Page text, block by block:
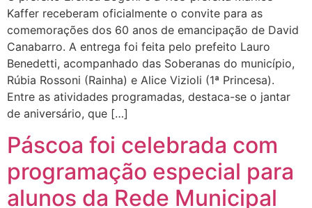
Kaffer receberam oficialmente o convite para as
comemorações dos 60 anos de emancipação de David
Canabarro. A entrega foi feita pelo prefeito Lauro
Benedetti, acompanhado das Soberanas do município,
Rúbia Rossoni (Rainha) e Alice Vizioli (1ª Princesa).
Entre as atividades programadas, destaca-se o jantar
de aniversário, que […]
Páscoa foi celebrada com
programação especial para
alunos da Rede Municipal